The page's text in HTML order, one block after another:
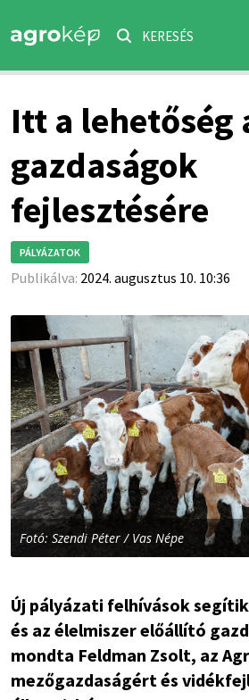
KERESÉS
Itt a lehetőség
gazdaságok
fejlesztésére
PÁLYÁZATOK
Publikálva: 2024. augusztus 10. 10:36
Fotó: Szendi Péter / Vas Népe
Új pályázati felhívások
és az élelmiszer előállító
mondta Feldman Zsolt, az
mezőgazdaságért és